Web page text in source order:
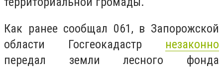
Как ранее сообщал 061, в Запорожской
области Госгеокадастр незаконно
передал земли лесного фонда